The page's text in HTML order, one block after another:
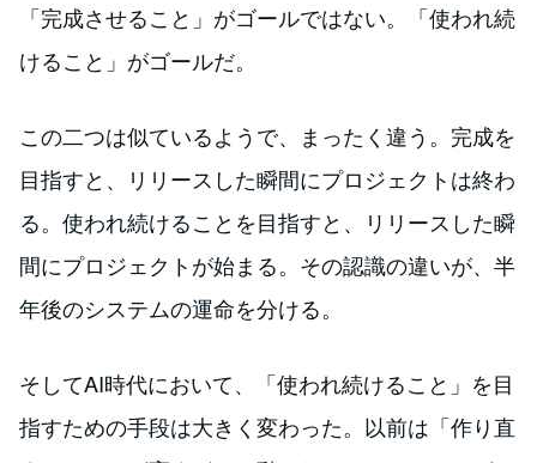
「完成させること」がゴールではない。「使われ続
けること」がゴールだ。
この二つは似ているようで、まったく違う。完成を
目指すと、リリースした瞬間にプロジェクトは終わ
る。使われ続けることを目指すと、リリースした瞬
間にプロジェクトが始まる。その認識の違いが、半
年後のシステムの運命を分ける。
そしてAI時代において、「使われ続けること」を目
指すための手段は大きく変わった。以前は「作り直